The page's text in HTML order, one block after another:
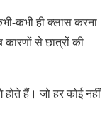
कभी ही क्लास करना
से छात्रों की
हैं। जो हर कोई नहीं